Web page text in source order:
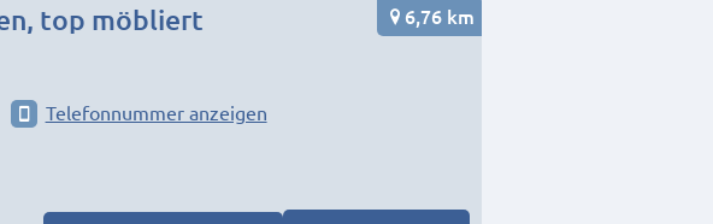
top möbliert 6,76 km
Telefonnummer anzeigen